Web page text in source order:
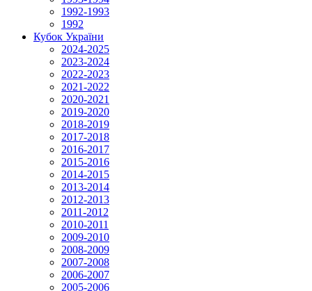
1992-1993
1992
Кубок України
2024-2025
2023-2024
2022-2023
2021-2022
2020-2021
2019-2020
2018-2019
2017-2018
2016-2017
2015-2016
2014-2015
2013-2014
2012-2013
2011-2012
2010-2011
2009-2010
2008-2009
2007-2008
2006-2007
2005-2006